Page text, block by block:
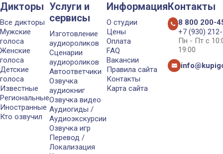
Дикторы
Все дикторы
Мужские
голоса
Женские
голоса
Детские
голоса
Известные
Региональные
Иностранные
Кто озвучил
Услуги и
сервисы
Изготовление
аудиороликов
Сценарии
аудиороликов
Автоответчики
Озвучка
аудиокниг
Озвучка видео
Аудиогиды /
Аудиоэкскурсии
Озвучка игр
Перевод /
Локализация
Информация
О студии
Цены
Оплата
FAQ
Вакансии
Правила сайта
Контакты
Карта сайта
Контакты
8 800 200-
+7 (930)
Пн - Пт с
19:00